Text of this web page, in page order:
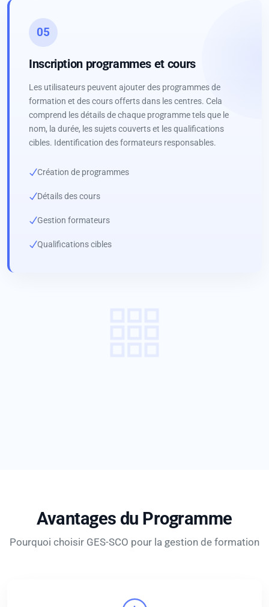
05
Inscription programmes et cours
Les utilisateurs peuvent ajouter des programmes de
formation et des cours offerts dans les centres. Cela
comprend les détails de chaque programme tels que le
nom, la durée, les sujets couverts et les qualifications
cibles. Identification des formateurs responsables.
Création de programmes
Détails des cours
Gestion formateurs
Qualifications cibles
Avantages du Programme
Pourquoi choisir GES-SCO pour la gestion de formation